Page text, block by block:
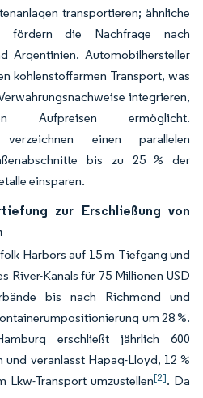
transportieren; ähnliche
fördern die Nachfrage nach
Argentinien. Automobilhersteller
kohlenstoffarmen Transport, was
integrieren,
ermöglicht.
verzeichnen einen parallelen
bis zu 25 % der
einsparen.
zur Erschließung von
Harbors auf 15 m Tiefgang und
River-Kanals für 75 Millionen USD
bis nach Richmond und
um 28 %.
erschließt jährlich 600
und veranlasst Hapag-Lloyd, 12 %
Lkw-Transport umzustellen[2]. Da